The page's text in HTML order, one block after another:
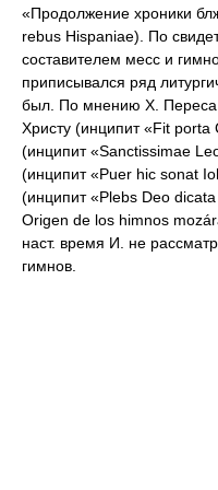
«Продолжение хроники
rebus Hispaniae). По
составителем месс и
приписывался ряд
был. По мнению Х. Переса
Христу (инципит «Fit porta
(инципит «Sanctissimae
(инципит «Puer hic sonat
(инципит «Plebs Deo
Origen de los himnos
наст. время И. не
гимнов.